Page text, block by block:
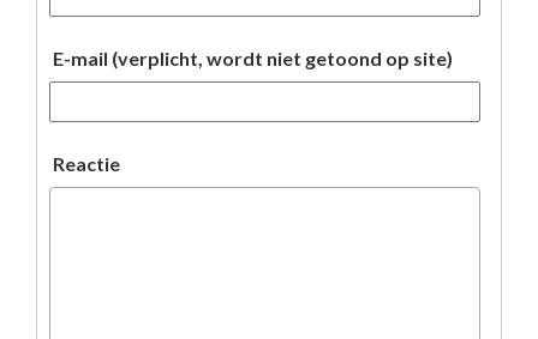
E-mail (verplicht, wordt niet getoond op site)
Reactie